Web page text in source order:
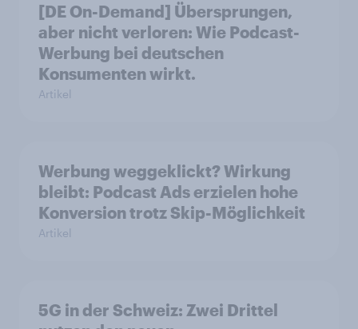
[DE On-Demand] Übersprungen,
aber nicht verloren: Wie Podcast-
Werbung bei deutschen
Konsumenten wirkt.
Artikel
Werbung weggeklickt? Wirkung
bleibt: Podcast Ads erzielen hohe
Konversion trotz Skip-Möglichkeit
Artikel
5G in der Schweiz: Zwei Drittel